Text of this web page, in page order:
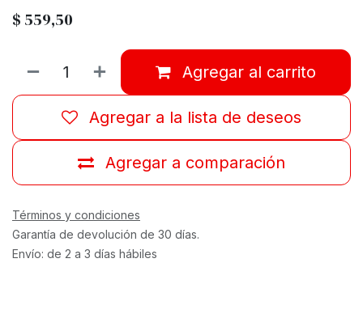
$ 559,50
Agregar al carrito
Agregar a comparación
Agregar a la lista de deseos
Términos y condiciones
Garantía de devolución de 30 días.
Envío: de 2 a 3 días hábiles